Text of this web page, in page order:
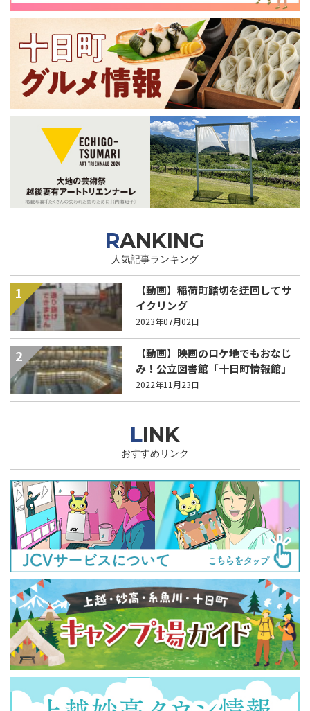
RANKING
人気記事ランキング
1
【動画】稲荷町踏切を迂回してサ
イクリング
2023年07月02日
2
【動画】映画のロケ地でもおなじ
み！公立図書館「十日町情報館」
2022年11月23日
LINK
おすすめリンク